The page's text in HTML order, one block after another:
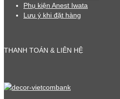
Phụ kiện Anest Iwata
Lưu ý khi đặt hàng
THANH TOÁN & LIÊN HỆ